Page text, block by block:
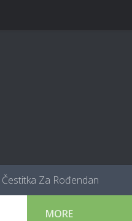
Čestitka Za Rođendan
MORE